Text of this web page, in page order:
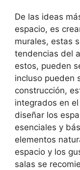
De las ideas
espacio, es
murales, estas
tendencias del
estos, pueden
incluso pueden
construcción,
integrados en
diseñar los
esenciales y
elementos
espacio y los
salas se